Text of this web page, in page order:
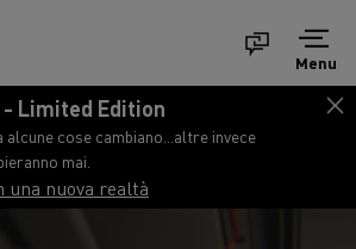
Menu
- Limited Edition
alcune cose cambiano...altre invece
mai.
una nuova realtà